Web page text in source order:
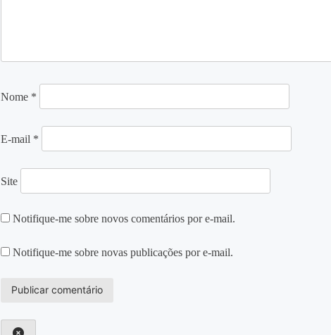
Nome *
E-mail *
Site
Notifique-me sobre novos comentários por e-mail.
Notifique-me sobre novas publicações por e-mail.